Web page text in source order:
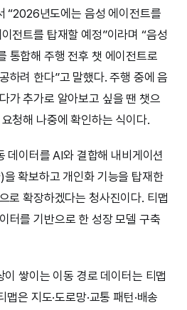
“2026년도에는 음성 에이전트를
전트를 탑재할 예정”이라며 “음성
통합해 주행 전후 챗 에이전트로
하려 한다”고 말했다. 주행 중에 음
가 추가로 알아보고 싶을 땐 챗으
청해 나중에 확인하는 식이다.
데이터를 AI와 결합해 내비게이션
확보하고 개인화 기능을 탑재한
로 확장하겠다는 청사진이다. 티맵
터를 기반으로 한 성장 모델 구축
쌓이는 이동 경로 데이터는 티맵
은 지도·도로망·교통 패턴·배송